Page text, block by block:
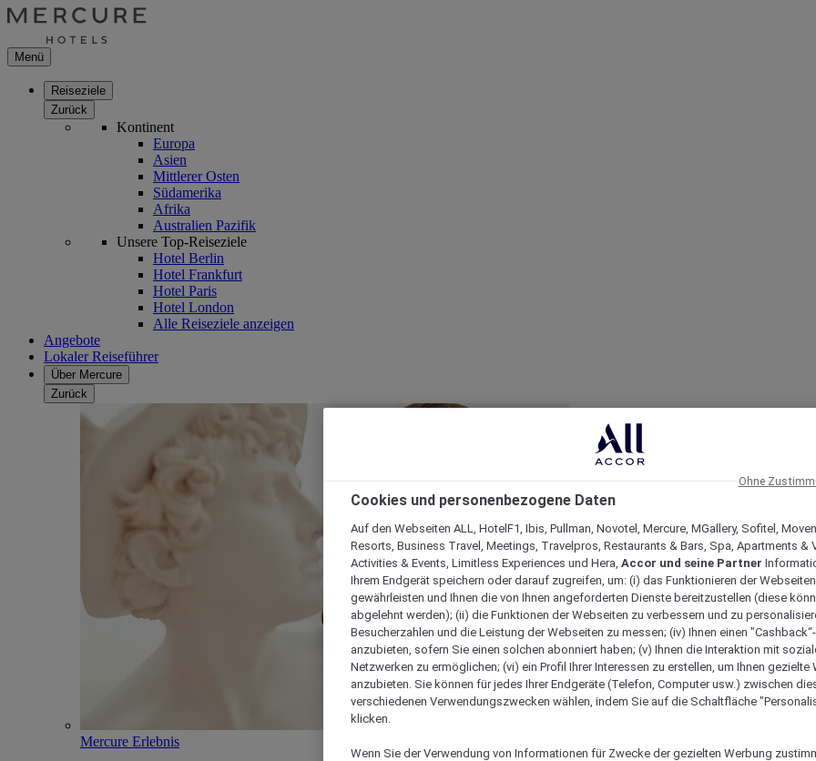
Menü
Reiseziele
Zurück
Kontinent
Europa
Asien
Mittlerer Osten
Südamerika
Afrika
Australien Pazifik
Unsere Top-Reiseziele
Hotel Berlin
Hotel Frankfurt
Hotel Paris
Hotel London
Alle Reiseziele anzeigen
Angebote
Lokaler Reiseführer
Über Mercure
Zurück
Mercure Erlebnis
Cookies und personenbezogene Daten
Auf den Webseiten ALL, HotelF1, Ibis, Pullman, Novotel, Mercure, MGallery, Sofitel,
Resorts, Business Travel, Meetings, Travelpros, Restaurants & Bars, Spa, Apartments &
Activities & Events, Limitless Experiences und Hera, Accor und seine Partner
Ihrem Endgerät speichern oder darauf zugreifen, um: (i) das Funktionieren der
gewährleisten und Ihnen die von Ihnen angeforderten Dienste bereitzustellen (diese
abgelehnt werden); (ii) die Funktionen der Webseiten zu verbessern und zu
Besucherzahlen und die Leistung der Webseiten zu messen; (iv) Ihnen einen
anzubieten, sofern Sie einen solchen abonniert haben; (v) Ihnen die Interaktion mit
Netzwerken zu ermöglichen; (vi) ein Profil Ihrer Interessen zu erstellen, um Ihnen gezielte
anzubieten. Sie können für jedes Ihrer Endgeräte (Telefon, Computer usw.) zwischen
verschiedenen Verwendungszwecken wählen, indem Sie auf die Schaltfläche
klicken.
Wenn Sie der Verwendung von Informationen für Zwecke der gezielten Werbung
Ohne